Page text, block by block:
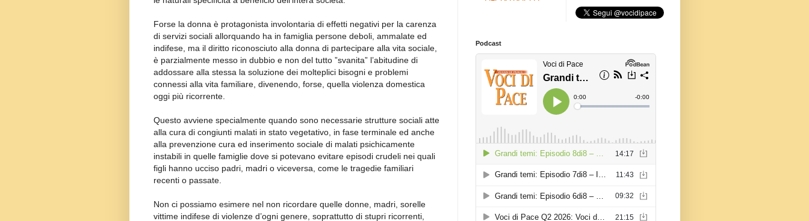
Forse la donna è protagonista involontaria di effetti negativi per la carenza
di servizi sociali allorquando ha in famiglia persone deboli, ammalate ed
indifese, ma il diritto riconosciuto alla donna di partecipare alla vita sociale,
è parzialmente messo in dubbio e non del tutto ”svanita” l’abitudine di
addossare alla stessa la soluzione dei molteplici bisogni e problemi
connessi alla vita familiare, divenendo, forse, quella violenza domestica
oggi più ricorrente.
Questo avviene specialmente quando sono necessarie strutture sociali atte
alla cura di congiunti malati in stato vegetativo, in fase terminale ed anche
alla prevenzione cura ed inserimento sociale di malati psichicamente
instabili in quelle famiglie dove si potevano evitare episodi crudeli nei quali
figli hanno ucciso padri, madri o viceversa, come le tragedie familiari
recenti o passate.
Non ci possiamo esimere nel non ricordare quelle donne, madri, sorelle
vittime indifese di violenze d’ogni genere, soprattutto di stupri ricorrenti,
Podcast